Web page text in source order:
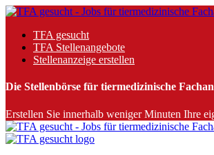
TFA gesucht
TFA Stellenangebote
Stellenanzeige erstellen
Die Stellenbörse für tiermedizinische
Erstellen Sie innerhalb weniger Minuten Ihre